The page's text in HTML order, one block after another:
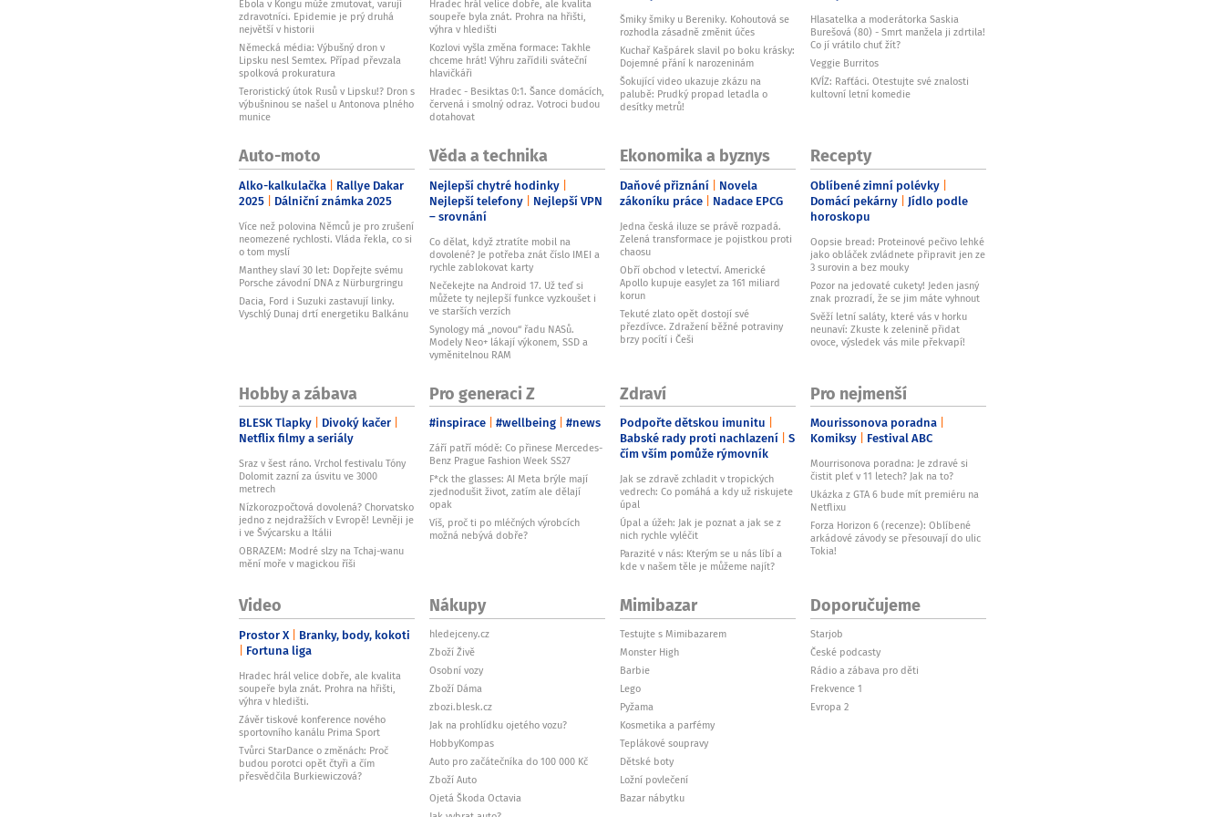
Ebola v Kongu může zmutovat, varují
zdravotníci. Epidemie je prý druhá
největší v historii
Německá média: Výbušný dron v
Lipsku nesl Semtex. Případ převzala
spolková prokuratura
Teroristický útok Rusů v Lipsku!? Dron s
výbušninou se našel u Antonova plného
munice
Hradec hrál velice dobře, ale kvalita
soupeře byla znát. Prohra na hřišti,
výhra v hledišti
Kozlovi vyšla změna formace: Takhle
chceme hrát! Výhru zařídili sváteční
hlavičkáři
Hradec - Besiktas 0:1. Šance domácích,
červená i smolný odraz. Votroci budou
dotahovat
Šmiky šmiky u Bereniky. Kohoutová se
rozhodla zásadně změnit účes
Kuchař Kašpárek slavil po boku krásky:
Dojemné přání k narozeninám
Šokující video ukazuje zkázu na
palubě: Prudký propad letadla o
desítky metrů!
Hlasatelka a moderátorka Saskia
Burešová (80) - Smrt manžela ji zdrtila!
Co jí vrátilo chuť žít?
Veggie Burritos
KVÍZ: Rafťáci. Otestujte své znalosti
kultovní letní komedie
Auto-moto
Alko-kalkulačka Rallye Dakar
2025 Dálniční známka 2025
Více než polovina Němců je pro zrušení
neomezené rychlosti. Vláda řekla, co si
o tom myslí
Manthey slaví 30 let: Dopřejte svému
Porsche závodní DNA z Nürburgringu
Dacia, Ford i Suzuki zastavují linky.
Vyschlý Dunaj drtí energetiku Balkánu
Věda a technika
Nejlepší chytré hodinky
Nejlepší telefony Nejlepší VPN
– srovnání
Co dělat, když ztratíte mobil na
dovolené? Je potřeba znát číslo IMEI a
rychle zablokovat karty
Nečekejte na Android 17. Už teď si
můžete ty nejlepší funkce vyzkoušet i
ve starších verzích
Synology má „novou“ řadu NASů.
Modely Neo+ lákají výkonem, SSD a
vyměnitelnou RAM
Ekonomika a byznys
Daňové přiznání Novela
zákoníku práce Nadace EPCG
Jedna česká iluze se právě rozpadá.
Zelená transformace je pojistkou proti
chaosu
Obří obchod v letectví. Americké
Apollo kupuje easyJet za 161 miliard
korun
Tekuté zlato opět dostojí své
přezdívce. Zdražení běžné potraviny
brzy pocítí i Češi
Recepty
Oblíbené zimní polévky
Domácí pekárny Jídlo podle
horoskopu
Oopsie bread: Proteinové pečivo lehké
jako obláček zvládnete připravit jen ze
3 surovin a bez mouky
Pozor na jedovaté cukety! Jeden jasný
znak prozradí, že se jim máte vyhnout
Svěží letní saláty, které vás v horku
neunaví: Zkuste k zelenině přidat
ovoce, výsledek vás mile překvapí!
Hobby a zábava
BLESK Tlapky Divoký kačer
Netflix filmy a seriály
Sraz v šest ráno. Vrchol festivalu Tóny
Dolomit zazní za úsvitu ve 3000
metrech
Nízkorozpočtová dovolená? Chorvatsko
jedno z nejdražších v Evropě! Levněji je
i ve Švýcarsku a Itálii
OBRAZEM: Modré slzy na Tchaj-wanu
mění moře v magickou říši
Pro generaci Z
#inspirace #wellbeing #news
Září patří módě: Co přinese Mercedes-
Benz Prague Fashion Week SS27
F*ck the glasses: AI Meta brýle mají
zjednodušit život, zatím ale dělají
opak
Víš, proč ti po mléčných výrobcích
možná nebývá dobře?
Zdraví
Podpořte dětskou imunitu
Babské rady proti nachlazení S
čím vším pomůže rýmovník
Jak se zdravě zchladit v tropických
vedrech: Co pomáhá a kdy už riskujete
úpal
Úpal a úžeh: Jak je poznat a jak se z
nich rychle vyléčit
Parazité v nás: Kterým se u nás líbí a
kde v našem těle je můžeme najít?
Pro nejmenší
Mourissonova poradna
Komiksy Festival ABC
Mourrisonova poradna: Je zdravé si
čistit pleť v 11 letech? Jak na to?
Ukázka z GTA 6 bude mít premiéru na
Netflixu
Forza Horizon 6 (recenze): Oblíbené
arkádové závody se přesouvají do ulic
Tokia!
Video
Prostor X Branky, body, kokoti
Fortuna liga
Hradec hrál velice dobře, ale kvalita
soupeře byla znát. Prohra na hřišti,
výhra v hledišti.
Závěr tiskové konference nového
sportovního kanálu Prima Sport
Tvůrci StarDance o změnách: Proč
budou porotci opět čtyři a čím
přesvědčila Burkiewiczová?
Nákupy
hledejceny.cz
Zboží Živě
Osobní vozy
Zboží Dáma
zbozi.blesk.cz
Jak na prohlídku ojetého vozu?
HobbyKompas
Auto pro začátečníka do 100 000 Kč
Zboží Auto
Ojetá Škoda Octavia
Mimibazar
Testujte s Mimibazarem
Monster High
Barbie
Lego
Pyžama
Kosmetika a parfémy
Teplákové soupravy
Dětské boty
Ložní povlečení
Bazar nábytku
Doporučujeme
Starjob
České podcasty
Rádio a zábava pro děti
Frekvence 1
Evropa 2